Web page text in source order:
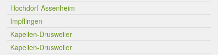
Hochdorf-Assenheim
Impflingen
Kapellen-Drusweiler
Kapellen-Drusweiler